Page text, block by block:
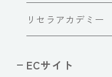
リセラアカデミー
ECサイト